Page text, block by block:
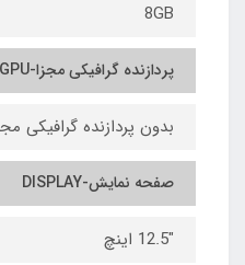
8GB
پردازنده گرافیکی مجزا-GPU
بدون پردازنده گرافیکی
صفحه نمایش-DISPLAY
"12.5 اینچ